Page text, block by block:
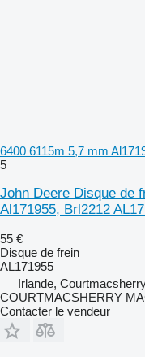
6400 6115m 5,7 mm
5
John Deere Disque de
Al171955, Brl2212
55 €
Disque de frein
AL171955
Irlande,
COURTMACSHERRY
Contacter le vendeur